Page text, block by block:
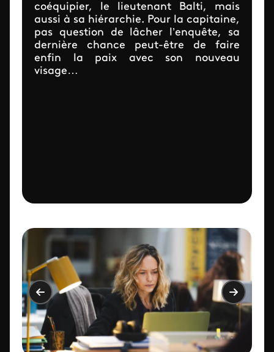
coéquipier, le lieutenant Balti, mais
aussi à sa hiérarchie. Pour la capitaine,
pas question de lâcher l’enquête, sa
dernière chance peut-être de faire
enfin la paix avec son nouveau
visage…